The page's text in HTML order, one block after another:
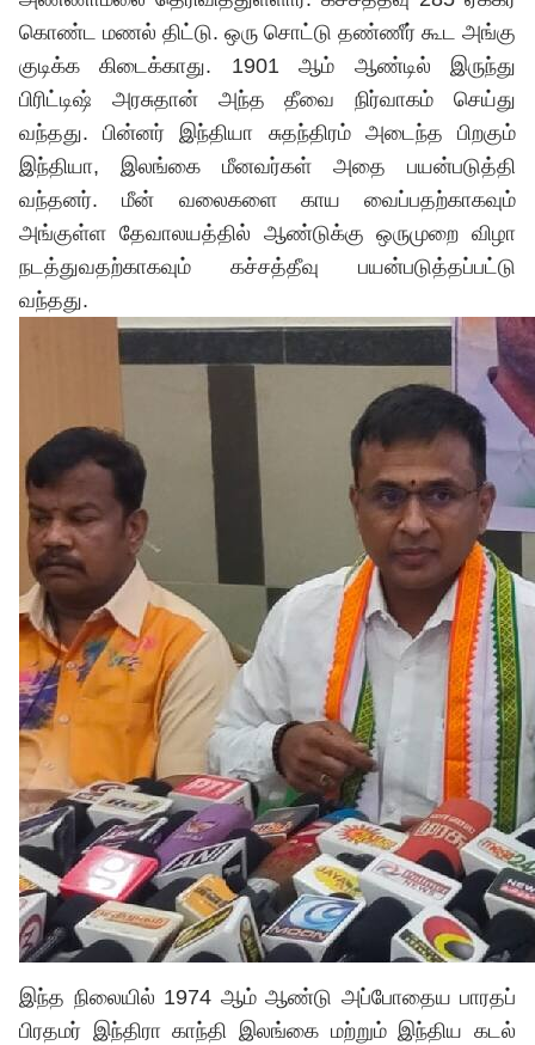
கொண்ட மணல் திட்டு. ஒரு சொட்டு தண்ணீர் கூட அங்கு
குடிக்க கிடைக்காது. 1901 ஆம் ஆண்டில் இருந்து
பிரிட்டிஷ் அரசுதான் அந்த தீவை நிர்வாகம் செய்து
வந்தது. பின்னர் இந்தியா சுதந்திரம் அடைந்த பிறகும்
இந்தியா, இலங்கை மீனவர்கள் அதை பயன்படுத்தி
வந்தனர். மீன் வலைகளை காய வைப்பதற்காகவும்
அங்குள்ள தேவாலயத்தில் ஆண்டுக்கு ஒருமுறை விழா
நடத்துவதற்காகவும் கச்சத்தீவு பயன்படுத்தப்பட்டு
வந்தது.
இந்த நிலையில் 1974 ஆம் ஆண்டு அப்போதைய பாரதப்
பிரதமர் இந்திரா காந்தி இலங்கை மற்றும் இந்திய கடல்